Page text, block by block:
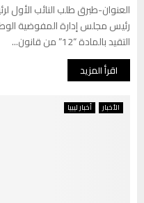
العنوان-طبرق طلب النائب الأول
رئيس مجلس إدارة المفوضية
التقيد بالمادة “12” من قانون...
اقرأ المزيد
الأخبار أخبار ليبيا